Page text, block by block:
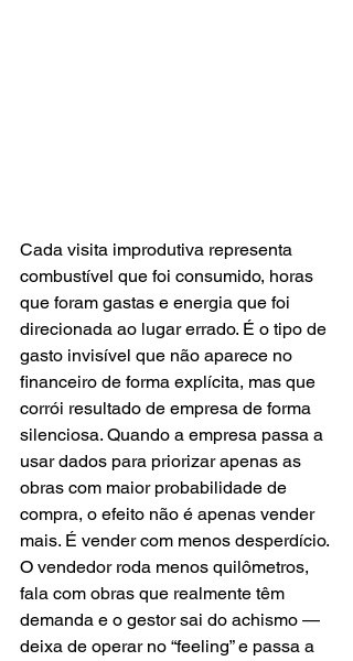
Cada visita improdutiva representa
combustível que foi consumido, horas
que foram gastas e energia que foi
direcionada ao lugar errado. É o tipo de
gasto invisível que não aparece no
financeiro de forma explícita, mas que
corrói resultado de empresa de forma
silenciosa. Quando a empresa passa a
usar dados para priorizar apenas as
obras com maior probabilidade de
compra, o efeito não é apenas vender
mais. É vender com menos desperdício.
O vendedor roda menos quilômetros,
fala com obras que realmente têm
demanda e o gestor sai do achismo —
deixa de operar no “feeling” e passa a